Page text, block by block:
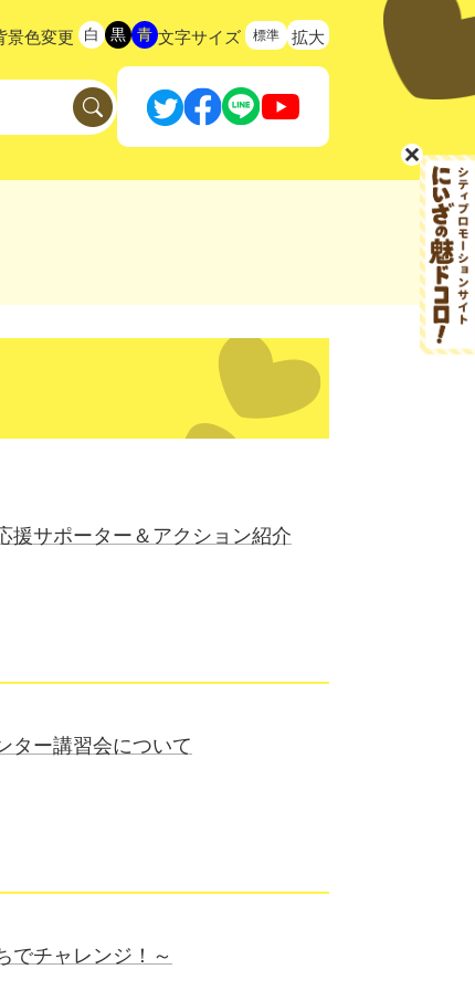
景色変更 白 黒 青 文字サイズ 標準 拡大
援サポーター＆アクション紹介
ター講習会について
でチャレンジ！～